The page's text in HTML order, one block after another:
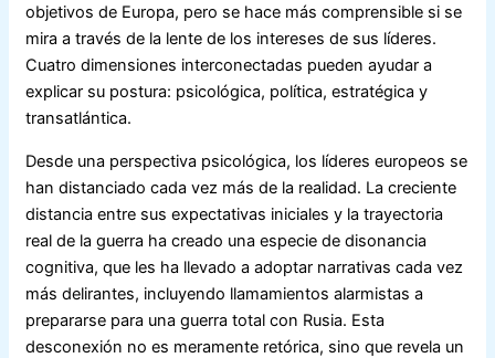
objetivos de Europa, pero se hace más comprensible si se
mira a través de la lente de los intereses de sus líderes.
Cuatro dimensiones interconectadas pueden ayudar a
explicar su postura: psicológica, política, estratégica y
transatlántica.
Desde una perspectiva psicológica, los líderes europeos se
han distanciado cada vez más de la realidad. La creciente
distancia entre sus expectativas iniciales y la trayectoria
real de la guerra ha creado una especie de disonancia
cognitiva, que les ha llevado a adoptar narrativas cada vez
más delirantes, incluyendo llamamientos alarmistas a
prepararse para una guerra total con Rusia. Esta
desconexión no es meramente retórica, sino que revela un